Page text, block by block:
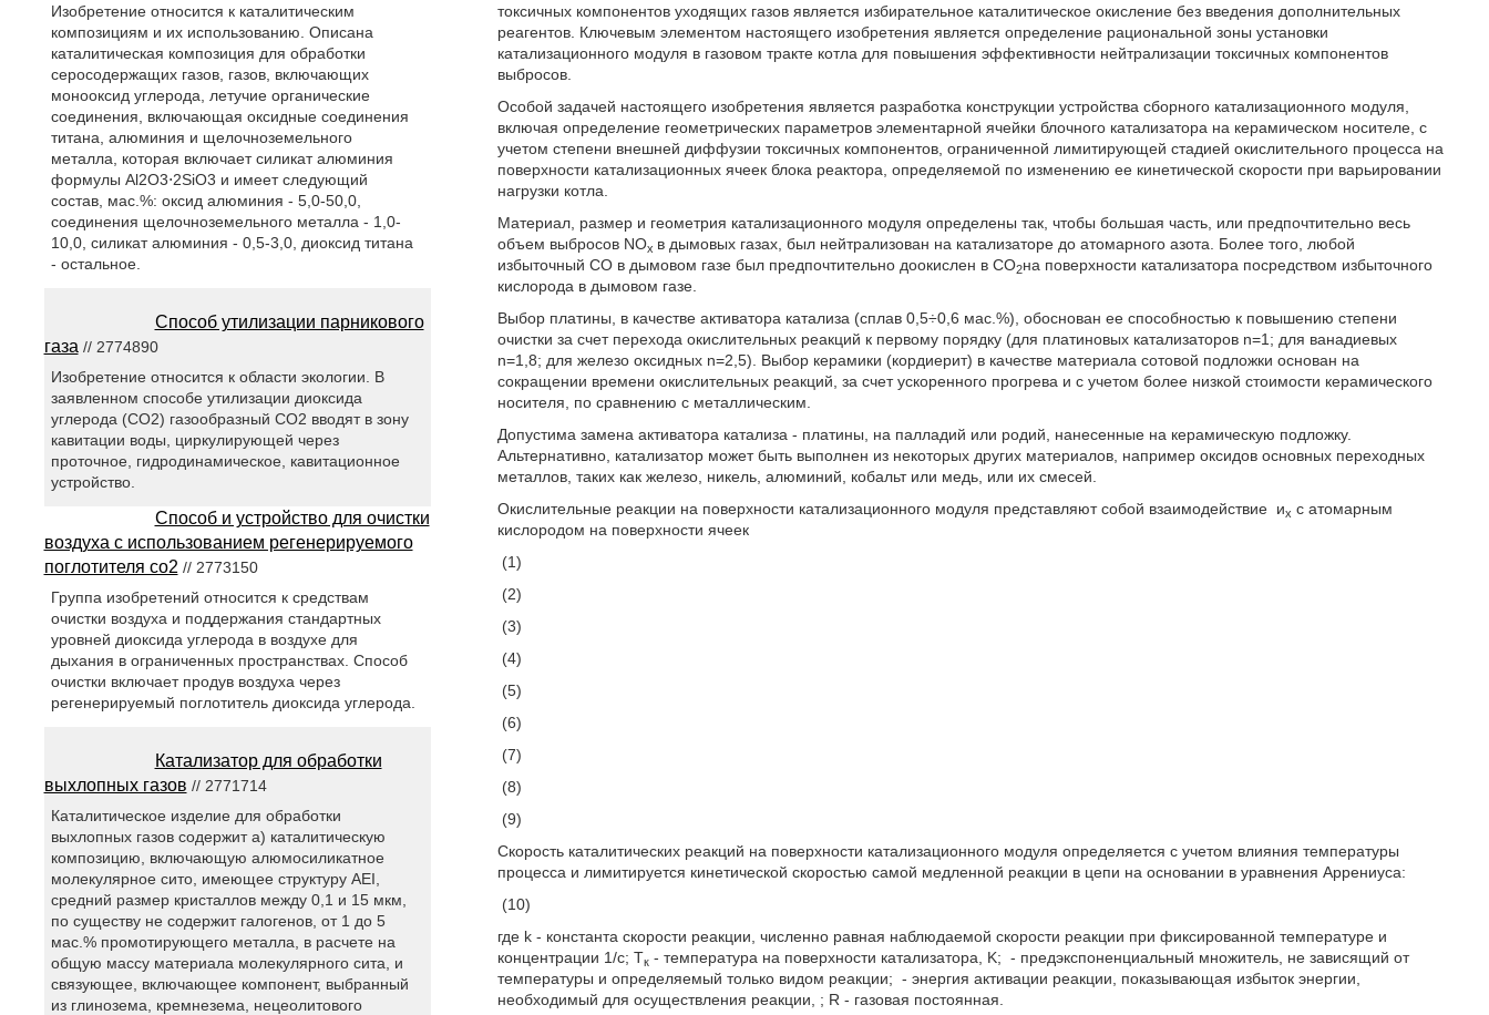
токсичных компонентов уходящих газов является избирательное каталитическое окисление без введения дополнительных
реагентов. Ключевым элементом настоящего изобретения является определение рациональной зоны установки
катализационного модуля в газовом тракте котла для повышения эффективности нейтрализации токсичных компонентов
выбросов.
Особой задачей настоящего изобретения является разработка конструкции устройства сборного катализационного модуля,
включая определение геометрических параметров элементарной ячейки блочного катализатора на керамическом носителе, с
учетом степени внешней диффузии токсичных компонентов, ограниченной лимитирующей стадией окислительного процесса на
поверхности катализационных ячеек блока реактора, определяемой по изменению ее кинетической скорости при варьировании
нагрузки котла.
Материал, размер и геометрия катализационного модуля определены так, чтобы большая часть, или предпочтительно весь
объем выбросов NOx в дымовых газах, был нейтрализован на катализаторе до атомарного азота. Более того, любой
избыточный СО в дымовом газе был предпочтительно доокислен в CO2на поверхности катализатора посредством избыточного
кислорода в дымовом газе.
Выбор платины, в качестве активатора катализа (сплав 0,5÷0,6 мас.%), обоснован ее способностью к повышению степени
очистки за счет перехода окислительных реакций к первому порядку (для платиновых катализаторов n=1; для ванадиевых
n=1,8; для железо оксидных n=2,5). Выбор керамики (кордиерит) в качестве материала сотовой подложки основан на
сокращении времени окислительных реакций, за счет ускоренного прогрева и с учетом более низкой стоимости керамического
носителя, по сравнению с металлическим.
Допустима замена активатора катализа - платины, на палладий или родий, нанесенные на керамическую подложку.
Альтернативно, катализатор может быть выполнен из некоторых других материалов, например оксидов основных переходных
металлов, таких как железо, никель, алюминий, кобальт или медь, или их смесей.
Окислительные реакции на поверхности катализационного модуля представляют собой взаимодействие их с атомарным
кислородом на поверхности ячеек
(1)
(2)
(3)
(4)
(5)
(6)
(7)
(8)
(9)
Скорость каталитических реакций на поверхности катализационного модуля определяется с учетом влияния температуры
процесса и лимитируется кинетической скоростью самой медленной реакции в цепи на основании в уравнения Аррениуса:
(10)
где k - константа скорости реакции, численно равная наблюдаемой скорости реакции при фиксированной температуре и
концентрации 1/c; Tк - температура на поверхности катализатора, K; - предэкспоненциальный множитель, не зависящий от
температуры и определяемый только видом реакции; - энергия активации реакции, показывающая избыток энергии,
необходимый для осуществления реакции, ; R - газовая постоянная.
Изобретение относится к каталитическим
композициям и их использованию. Описана
каталитическая композиция для обработки
серосодержащих газов, газов, включающих
монооксид углерода, летучие органические
соединения, включающая оксидные соединения
титана, алюминия и щелочноземельного
металла, которая включает силикат алюминия
формулы Al2O3⋅2SiO3 и имеет следующий
состав, мас.%: оксид алюминия - 5,0-50,0,
соединения щелочноземельного металла - 1,0-
10,0, силикат алюминия - 0,5-3,0, диоксид титана
- остальное.
Способ утилизации парникового
газа // 2774890
Изобретение относится к области экологии. В
заявленном способе утилизации диоксида
углерода (СO2) газообразный СO2 вводят в зону
кавитации воды, циркулирующей через
проточное, гидродинамическое, кавитационное
устройство.
Способ и устройство для очистки
воздуха с использованием регенерируемого
поглотителя co2 // 2773150
Группа изобретений относится к средствам
очистки воздуха и поддержания стандартных
уровней диоксида углерода в воздухе для
дыхания в ограниченных пространствах. Способ
очистки включает продув воздуха через
регенерируемый поглотитель диоксида углерода.
Катализатор для обработки
выхлопных газов // 2771714
Каталитическое изделие для обработки
выхлопных газов содержит а) каталитическую
композицию, включающую алюмосиликатное
молекулярное сито, имеющее структуру AEI,
средний размер кристаллов между 0,1 и 15 мкм,
по существу не содержит галогенов, от 1 до 5
мас.% промотирующего металла, в расчете на
общую массу материала молекулярного сита, и
связующее, включающее компонент, выбранный
из глинозема, кремнезема, нецеолитового